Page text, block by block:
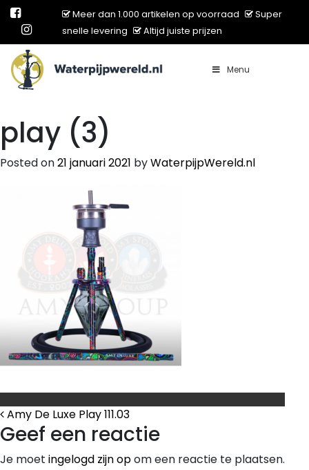
Meer dan 1.000 artikelen op voorraad
Super
snelle levering
Altijd juiste prijzen
Main Navigation Menu
play (3)
Posted on21 januari 2021 byWaterpijpWereld.nl
Bericht Navigatie
Amy De Luxe Play 111.03
Geef een reactie
Je moet ingelogd zijn opom een reactie te plaatsen.